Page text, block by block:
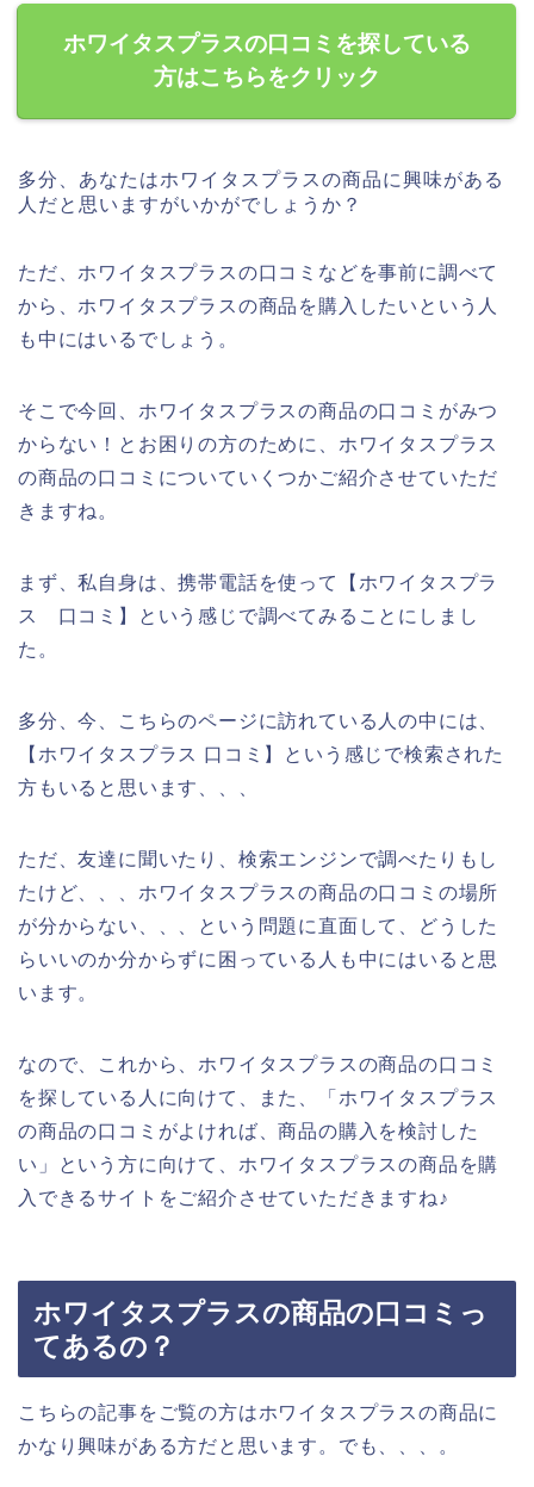
ホワイタスプラスの口コミを探している
方はこちらをクリック
多分、あなたはホワイタスプラスの商品に興味がある
人だと思いますがいかがでしょうか？
ただ、ホワイタスプラスの口コミなどを事前に調べて
から、ホワイタスプラスの商品を購入したいという人
も中にはいるでしょう。
そこで今回、ホワイタスプラスの商品の口コミがみつ
からない！とお困りの方のために、ホワイタスプラス
の商品の口コミについていくつかご紹介させていただ
きますね。
まず、私自身は、携帯電話を使って【ホワイタスプラ
ス 口コミ】という感じで調べてみることにしまし
た。
多分、今、こちらのページに訪れている人の中には、
【ホワイタスプラス 口コミ】という感じで検索された
方もいると思います、、、
ただ、友達に聞いたり、検索エンジンで調べたりもし
たけど、、、ホワイタスプラスの商品の口コミの場所
が分からない、、、という問題に直面して、どうした
らいいのか分からずに困っている人も中にはいると思
います。
なので、これから、ホワイタスプラスの商品の口コミ
を探している人に向けて、また、「ホワイタスプラス
の商品の口コミがよければ、商品の購入を検討した
い」という方に向けて、ホワイタスプラスの商品を購
入できるサイトをご紹介させていただきますね♪
ホワイタスプラスの商品の口コミっ
てあるの？
こちらの記事をご覧の方はホワイタスプラスの商品に
かなり興味がある方だと思います。でも、、、。